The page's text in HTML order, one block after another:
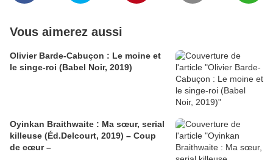
Vous aimerez aussi
Olivier Barde-Cabuçon : Le moine et
le singe-roi (Babel Noir, 2019)
Oyinkan Braithwaite : Ma sœur, serial
killeuse (Éd.Delcourt, 2019) – Coup
de cœur –